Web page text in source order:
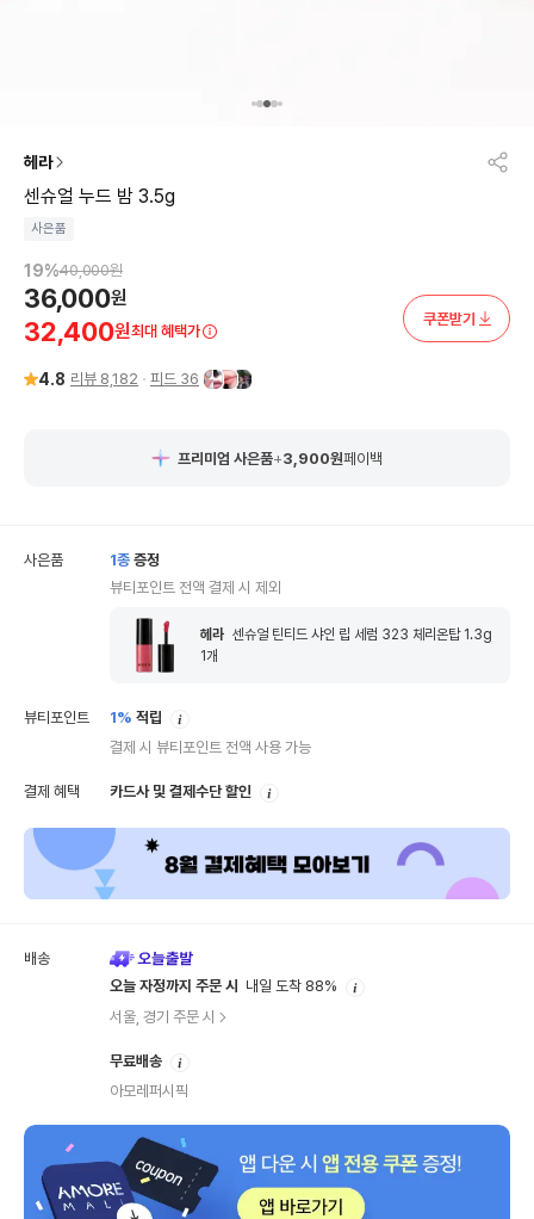
헤라
센슈얼 누드 밤 3.5g
사은품
19%40,000원
36,000원
32,400원최대 혜택가
쿠폰받기
4.8 리뷰 8,182 피드 36
프리미엄 사은품+3,900원페이백
사은품 1종 증정
뷰티포인트 전액 결제 시 제외
헤라 센슈얼 틴티드 샤인 립 세럼 323 체리온탑 1.3g
1개
뷰티포인트 1% 적립
결제 시 뷰티포인트 전액 사용 가능
결제 혜택 카드사 및 결제수단 할인
배송
오늘 자정까지 주문 시
내일 도착 88%
서울, 경기 주문 시
무료배송
아모레퍼시픽